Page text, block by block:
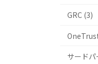
GRC (3)
サード